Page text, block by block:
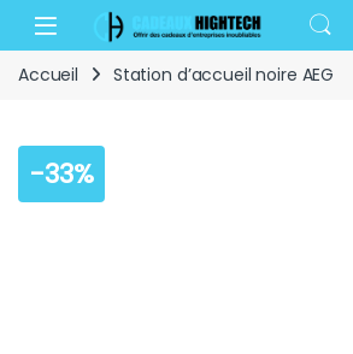
Skip to navigation
Skip to content
Open
Accueil Station d’accueil noire AEG
-33%